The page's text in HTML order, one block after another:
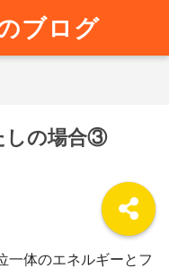
ブログ
しの場合③
一体のエネルギーとフ